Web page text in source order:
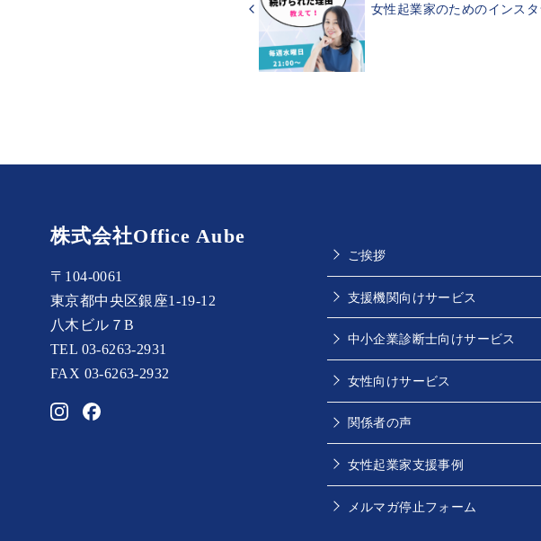
女性起業家のためのインス
株式会社Office Aube
〒104-0061
東京都中央区銀座1-19-12
八木ビル７B
TEL 03-6263-2931
FAX 03-6263-2932
ご挨拶
支援機関向けサービス
中小企業診断士向けサービス
女性向けサービス
関係者の声
女性起業家支援事例
メルマガ停止フォーム